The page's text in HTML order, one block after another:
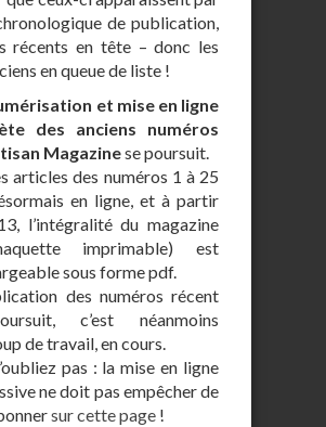
de publication,
récents en tête – donc les
en queue de liste !
et mise en ligne
des anciens numéros
Magazinese poursuit.
articles des numéros 1 à 25
en ligne, et à partir
l’intégralité du magazine
imprimable) est
sous forme pdf.
des numéros récent
c’est néanmoins
de travail, en cours.
pas : la mise en ligne
ne doit pas empêcher de
sur cette page !